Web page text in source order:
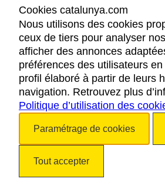
MENTIONS
RÈGLES DE
COOKIES
ACCESSIBILITÉ
Cookies catalunya.com
Nous utilisons des cookies
ceux de tiers pour analyser
afficher des annonces
préférences des utilisateurs en
profil élaboré à partir de leurs
navigation. Retrouvez plus
Politique d’utilisation des
Paramétrage de cookies
Tout accepter